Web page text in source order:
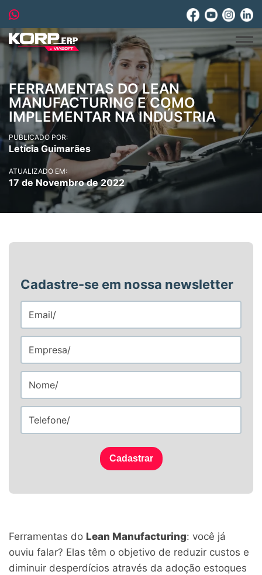
FERRAMENTAS DO LEAN
MANUFACTURING E COMO
IMPLEMENTAR NA INDÚSTRIA
PUBLICADO POR:
Letícia Guimarães
ATUALIZADO EM:
17 de Novembro de 2022
Ferramentas do Lean Manufacturing: você já
ouviu falar? Elas têm o objetivo de reduzir custos e
diminuir desperdícios através da adoção estoques
Cadastre-se em nossa newsletter
Cadastrar